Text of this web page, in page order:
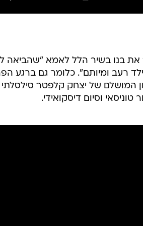
בנו בשיר הלל לאמא "שהביאה
רעב ומיותם". כלומר גם ברגע
המושלם של יצחק קלפטר סילסלתי
וסיום דיסקואידי.